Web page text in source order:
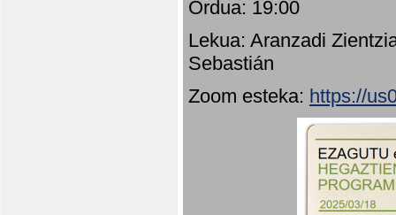
Ordua: 19:00
Lekua: Aranzadi
Sebastián
Zoom esteka: https://